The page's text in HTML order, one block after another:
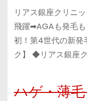
リアス銀座クリニ
飛躍➡AGAも発毛
初！第4世代の新発
ク】 ◆リアス銀座
ハゲ・薄